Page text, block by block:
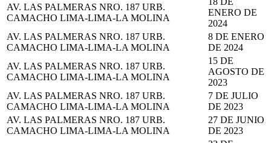
AV. LAS PALMERAS NRO. 187 URB.
CAMACHO LIMA-LIMA-LA MOLINA
ENERO DE
2024
AV. LAS PALMERAS NRO. 187 URB.
CAMACHO LIMA-LIMA-LA MOLINA
8 DE ENERO
DE 2024
AV. LAS PALMERAS NRO. 187 URB.
CAMACHO LIMA-LIMA-LA MOLINA
15 DE
AGOSTO DE
2023
AV. LAS PALMERAS NRO. 187 URB.
CAMACHO LIMA-LIMA-LA MOLINA
7 DE JULIO
DE 2023
AV. LAS PALMERAS NRO. 187 URB.
CAMACHO LIMA-LIMA-LA MOLINA
27 DE JUNIO
DE 2023